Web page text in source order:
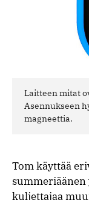
Laitteen mitat
Asennukseen
magneettia.
Tom käyttää
kuljettajaa